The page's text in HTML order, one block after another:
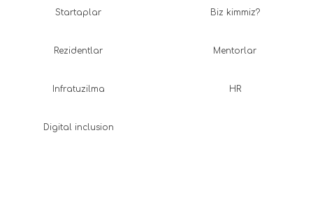
Startaplar
Rezidentlar
Infratuzilma
Digital inclusion
Biz kimmiz?
Mentorlar
HR